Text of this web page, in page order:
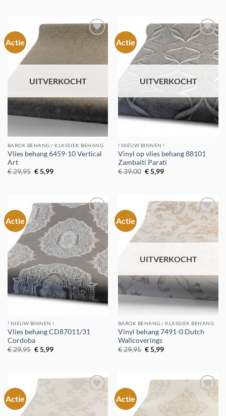
Actie
UITVERKOCHT
BAROK BEHANG / KLASSIEK BEHANG
Vlies behang 6459-10 Vertical
Art
€29,95 Oorspronkelijke
prijs
€5,99Huidige
Actie
Toevoegen
aan
verlanglijst
UITVERKOCHT
! NIEUW BINNEN !
Vinyl op vlies behang 88101
Zambaiti Parati
€39,00 Oorspronkelijke
prijs
€5,99Huidige
Actie
Toevoegen
aan
verlanglijst
! NIEUW BINNEN !
Vlies behang CD87011/31
Cordoba
€29,95 Oorspronkelijke
prijs
€5,99Huidige
Actie
Toevoegen
aan
verlanglijst
UITVERKOCHT
BAROK BEHANG / KLASSIEK BEHANG
Vinyl behang 7491-0 Dutch
Wallcoverings
€29,95 Oorspronkelijke
prijs
€5,99Huidige
Actie Actie
Toevoegen
aan
verlanglijst